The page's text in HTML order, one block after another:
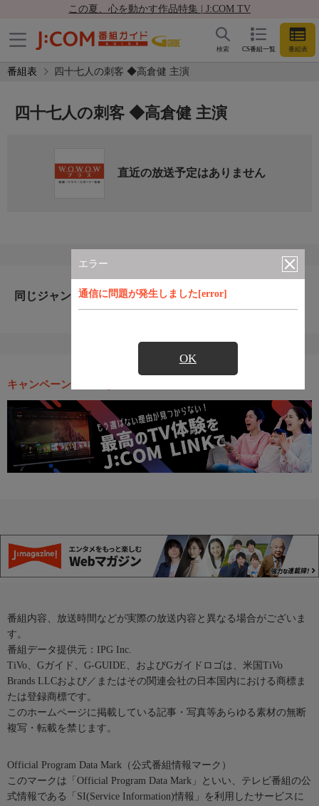
この夏、心を動かす作品特集 | J:COM TV
CS番組一覧 番組表
検索
番組表 四十七人の刺客 ◆高倉健 主演
エラー
通信に問題が発生しました[error]
OK
四十七人の刺客 ◆高倉健 主演
直近の放送予定はありません
同じジャンルのおすすめ番組
キャンペーン・お得な情報
番組内容、放送時間などが実際の放送内容と異なる場合がございま
す。
番組データ提供元：IPG Inc.
TiVo、Gガイド、G-GUIDE、およびGガイドロゴは、米国TiVo
Brands LLCおよび／またはその関連会社の日本国内における商標ま
たは登録商標です。
このホームページに掲載している記事・写真等あらゆる素材の無断
複写・転載を禁じます。
Official Program Data Mark（公式番組情報マーク）
このマークは「Official Program Data Mark」といい、テレビ番組の公
式情報である「SI(Service Information)情報」を利用したサービスに